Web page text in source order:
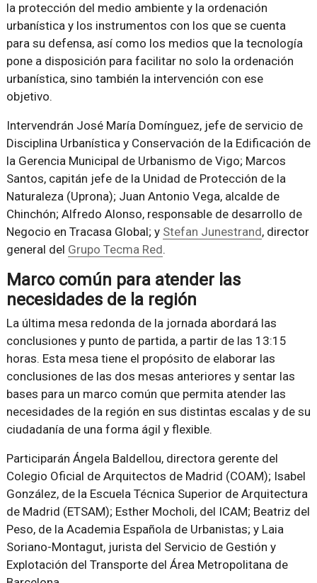
la protección del medio ambiente y la ordenación
urbanística y los instrumentos con los que se cuenta
para su defensa, así como los medios que la tecnología
pone a disposición para facilitar no solo la ordenación
urbanística, sino también la intervención con ese
objetivo.
Intervendrán José María Domínguez, jefe de servicio de
Disciplina Urbanística y Conservación de la Edificación de
la Gerencia Municipal de Urbanismo de Vigo; Marcos
Santos, capitán jefe de la Unidad de Protección de la
Naturaleza (Uprona); Juan Antonio Vega, alcalde de
Chinchón; Alfredo Alonso, responsable de desarrollo de
Negocio en Tracasa Global; y Stefan Junestrand, director
general del Grupo Tecma Red.
Marco común para atender las
necesidades de la región
La última mesa redonda de la jornada abordará las
conclusiones y punto de partida, a partir de las 13:15
horas. Esta mesa tiene el propósito de elaborar las
conclusiones de las dos mesas anteriores y sentar las
bases para un marco común que permita atender las
necesidades de la región en sus distintas escalas y de su
ciudadanía de una forma ágil y flexible.
Participarán Ángela Baldellou, directora gerente del
Colegio Oficial de Arquitectos de Madrid (COAM); Isabel
González, de la Escuela Técnica Superior de Arquitectura
de Madrid (ETSAM); Esther Mocholi, del ICAM; Beatriz del
Peso, de la Academia Española de Urbanistas; y Laia
Soriano-Montagut, jurista del Servicio de Gestión y
Explotación del Transporte del Área Metropolitana de